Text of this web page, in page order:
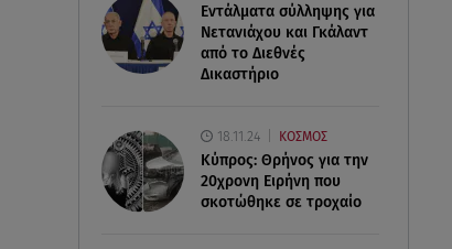
Εντάλματα σύλληψης για
Νετανιάχου και Γκάλαντ
από το Διεθνές
Δικαστήριο
18.11.24 ΚΟΣΜΟΣ
Κύπρος: Θρήνος για την
20χρονη Ειρήνη που
σκοτώθηκε σε τροχαίο